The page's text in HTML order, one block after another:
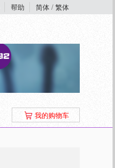
帮助 简体 / 繁体
我的购物车